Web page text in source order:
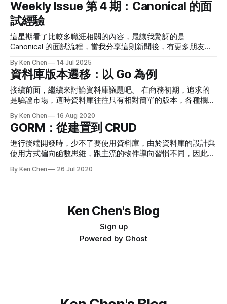
好的平台應該要替創作者處理掉這些事，Ghost
部的公告草案，告訴我們科技與制度可以如何相輔相成。 另
外，從本期開始，加入了目錄大綱，希望讓讀者閱讀時能更容
在唐鳳那看到這則消息，最近衛城出版編輯的帳號被無預警停
權，引發討論，我自己也常常焦慮，當使用這些便利的平台服
務時，我們是不是交出一些沒意識到的權利？ 身為個人，可
行的策略是，在發布內容到平台前，先保留一份在自己手中，
但這其中的不平等顯而易見。《數位選擇法案》讓我理解到，
創作者有機會在一個更好更平等的環境下創作。 我希望台灣
也能有這樣的一天。 I gave the AI arms and legs – then it
式庫被用在 Claude
Weekly Issue 第 4 期：Canonical 的面
試經驗
這星期看了比較多職涯相關的內容，最讓我驚訝的是
Canonical 的面試流程，當我分享這則新聞後，有更多朋友紛
三關，而內容甚至還包括問人選「高中成績」與「大學生
活」。 我很難想像一家做 Linux 發行版的公司，會如此草率對
待人選，這讓我對他們家的產品有了很大的問號。 🗞️ 熱門新
聞 My experience with Canonical's interview process 這是一
就是開發 Ubuntu 的公司）。 整個過程讓人非常驚訝，甚至還
需要人選回答「高中成績」，而在面試中做筆記居然是扣分
項。我看完後有股移除 Ubuntu 的衝動。真的太扯啦。 What
happens when engineers work
By Ken Chen 14 Jul 2025
資料庫版本遷移：以 Go 為例
接續前面，繼續來討論資料庫議題吧。 在商務初期，追求的
是驗證市場，這時資料庫往往只有相對簡單的版本，各種欄位
更多的營運功能，也會需要在原有表格中加入新欄位。資料庫
的版本管理問題就出現了。 我們通常稱呼資料庫版本遷移為
Migration，在 Laravel 或 RoR 中都有整合好的 Migration 工
具，而 Golang 目前仍需要仰賴自己動手，golang-migrate 是
的 CLI 跟函式庫，來建立資料庫 Migration。 Introduction 既然
到狀態之間的改變。因為後端程式會使用到資料庫，如果用到
資料庫沒有的欄位，就會出現問題。
By Ken Chen 16 Aug 2020
GORM：從建置到 CRUD
進行後端開發時，少不了要使用資料庫，由於資料庫的設計與
使用方式偏向函數思維，跟主流的物件導向習慣不同，因此很
開發者使用。 Golang 同樣有許多第三方的 ORM 套件，例如
常被使用。本文會講解如何使用 gorm 來操作 Postgres，順
帶走一次後端資料庫開發的基本流程。 Establish Database 既
然要使用 ORM 來開發資料庫，當然要先有資料庫啦。
Postgres 是常用到的關聯式資料，它是 web based，支援高
併發，相對傳統的 SQLite 等 file based
By Ken Chen 26 Jul 2020
Ken Chen's Blog
Sign up
Powered by Ghost